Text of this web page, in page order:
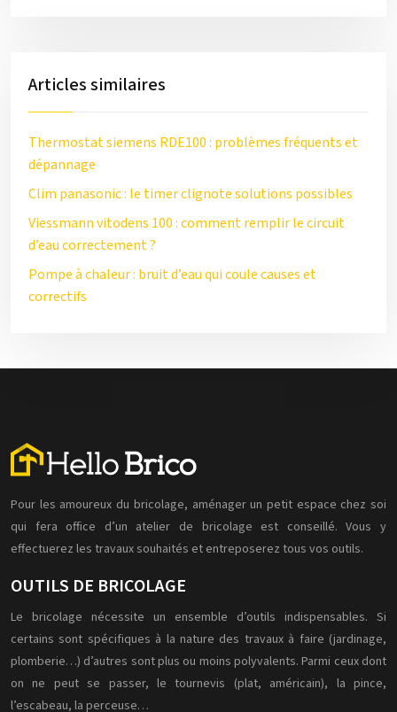
Articles similaires
Thermostat siemens RDE100 : problèmes fréquents et
dépannage
Clim panasonic : le timer clignote solutions possibles
Viessmann vitodens 100 : comment remplir le circuit
d’eau correctement ?
Pompe à chaleur : bruit d’eau qui coule causes et
correctifs
Pour les amoureux du bricolage, aménager un petit espace chez soi
qui fera office d’un atelier de bricolage est conseillé. Vous y
effectuerez les travaux souhaités et entreposerez tous vos outils.
OUTILS DE BRICOLAGE
Le bricolage nécessite un ensemble d’outils indispensables. Si
certains sont spécifiques à la nature des travaux à faire (jardinage,
plomberie…) d’autres sont plus ou moins polyvalents. Parmi ceux dont
on ne peut se passer, le tournevis (plat, américain), la pince,
l’escabeau, la perceuse…